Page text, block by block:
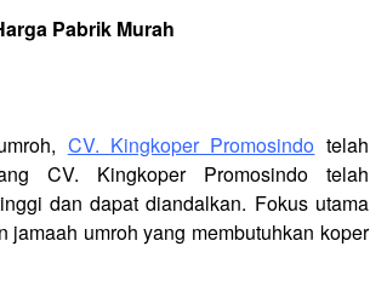
Pabrik Murah
CV. Kingkoper Promosindo telah
CV. Kingkoper Promosindo telah
dan dapat diandalkan. Fokus utama
umroh yang membutuhkan koper